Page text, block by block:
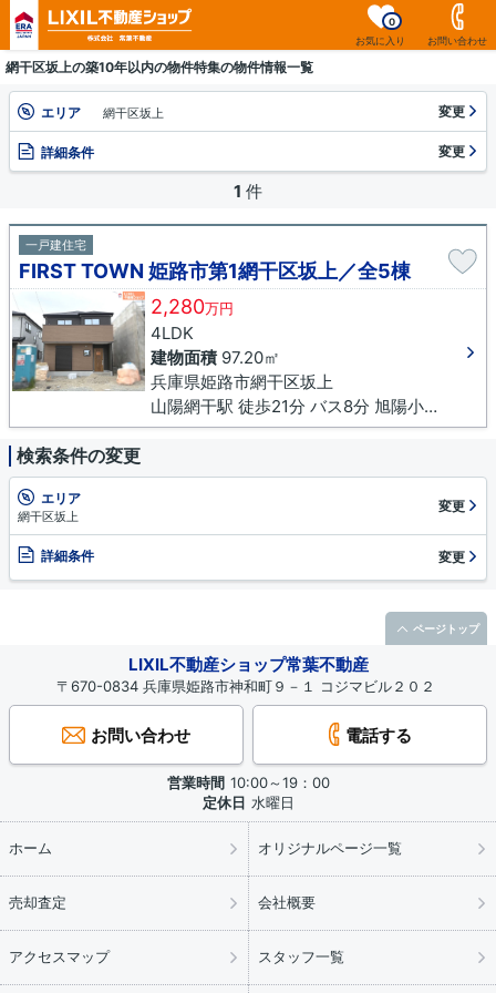
お気に入り
0
お問い合わせ
網干区坂上の築10年以内の物件特集の物件情報一覧
エリア 網干区坂上 変更
詳細条件 変更
1 件
一戸建住宅
FIRST TOWN 姫路市第1網干区坂上／全5棟
2,280万円
4LDK
建物面積97.20㎡
兵庫県姫路市網干区坂上
山陽網干駅 徒歩21分 バス8分 旭陽小学校前下車 徒歩4分
検索条件の変更
エリア
網干区坂上
変更
詳細条件 変更
LIXIL不動産ショップ常葉不動産
〒670-0834 兵庫県姫路市神和町９－１ コジマビル２０２
お問い合わせ 電話する
営業時間 10:00～19：00
定休日 水曜日
ホーム オリジナルページ一覧
売却査定 会社概要
アクセスマップ スタッフ一覧
ページトップ